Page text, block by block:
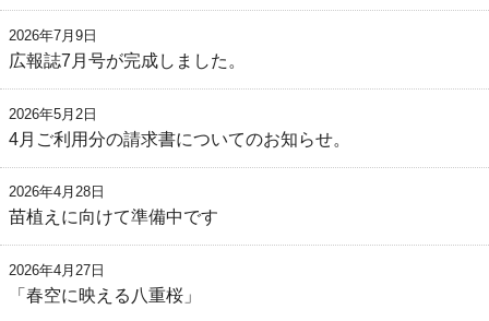
2026年7月9日
広報誌7月号が完成しました。
2026年5月2日
4月ご利用分の請求書についてのお知らせ。
2026年4月28日
苗植えに向けて準備中です
2026年4月27日
「春空に映える八重桜」